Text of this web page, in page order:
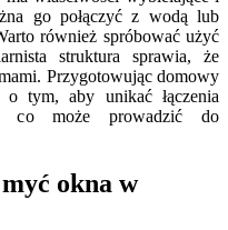
go połączyć z wodą lub
również spróbować użyć
struktura sprawia, że
Przygotowując domowy
o tym, aby unikać łączenia
co może prowadzić do
okna w